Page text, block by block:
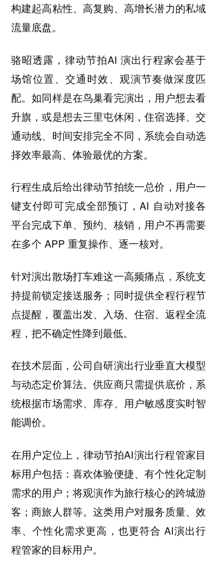
构建起高粘性、高复购、高增长潜力的私域
流量底盘。
骆昭透露，律动节拍AI 演出行程家会基于
场馆位置、交通时效、观演节奏做深度匹
配。如同样是在鸟巢看完演出，用户想去看
升旗，或是想去三里屯休闲，住宿选择、交
通动线、时间安排完全不同，系统会自动选
择效率最高、体验最优的方案。
行程生成后给出律动节拍统一总价，用户一
键支付即可完成全部预订，AI 自动对接各
平台完成下单、预约、核销，用户不再需要
在多个 APP 重复操作、逐一核对。
针对演出散场打车难这一高频痛点，系统支
持提前锁定接送服务；同时提供全程行程节
点提醒，覆盖出发、入场、住宿、返程全流
程，把不确定性降到最低。
在技术层面，公司自研演出行业垂直大模型
与动态定价算法。供应商只需提供底价，系
统根据市场需求、库存、用户敏感度实时智
能调价。
在用户定位上，律动节拍AI演出行程管家目
标用户包括：喜欢体验便捷、有个性化定制
需求的用户；将观演作为旅行核心的跨城游
客；商旅人群等。这类用户对服务质量、效
率、个性化需求更高，也更符合 AI演出行
程管家的目标用户。